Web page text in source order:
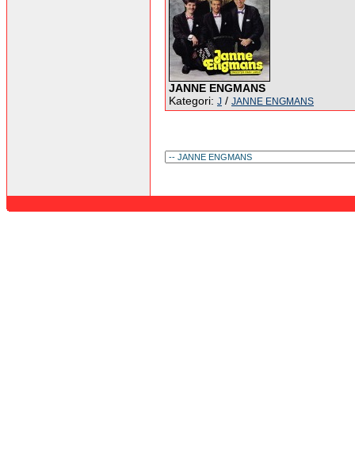
JANNE ENGMANS
Kategori: J / JANNE ENGMANS